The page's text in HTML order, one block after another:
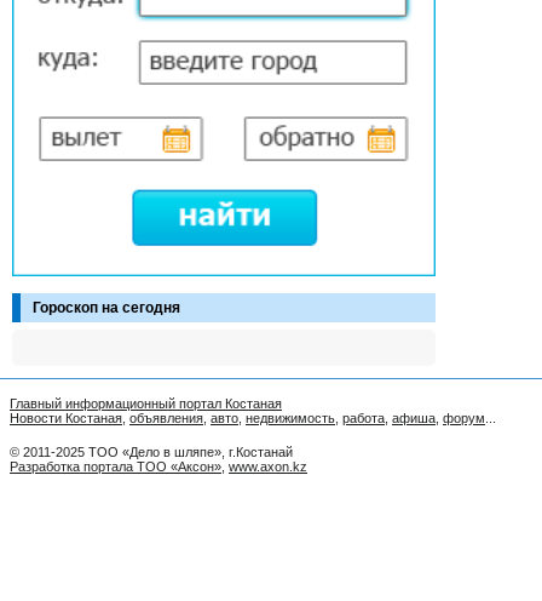
Гороскоп на сегодня
Главный информационный портал Костаная
Новости Костаная объявления авто недвижимость работа афиша форум
© 2011-2025 ТОО «Дело в шляпе», г.Костанай
Разработка портала ТОО «Аксон» www.axon.kz